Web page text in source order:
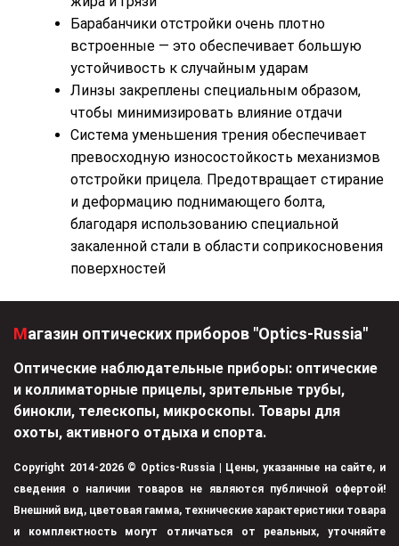
Барабанчики отстройки очень плотно
встроенные — это обеспечивает большую
устойчивость к случайным ударам
Линзы закреплены специальным образом,
чтобы минимизировать влияние отдачи
Система уменьшения трения обеспечивает
превосходную износостойкость механизмов
отстройки прицела. Предотвращает стирание
и деформацию поднимающего болта,
благодаря использованию специальной
закаленной стали в области соприкосновения
поверхностей
Магазин оптических приборов "Optics-Russia"
Оптические наблюдательные приборы: оптические
и коллиматорные прицелы, зрительные трубы,
бинокли, телескопы, микроскопы. Товары для
охоты, активного отдыха и спорта.
Copyright 2014-2026 © Optics-Russia | Цены, указанные на сайте, и
сведения о наличии товаров не являются публичной офертой!
Внешний вид, цветовая гамма, технические характеристики товара
и комплектность могут отличаться от реальных, уточняйте